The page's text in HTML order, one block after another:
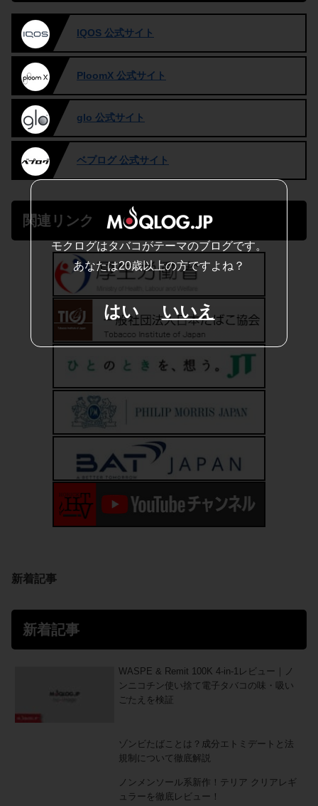
IQOS 公式サイト
PloomX 公式サイト
glo 公式サイト
ベプログ 公式サイト
関連リンク
新着記事
新着記事
WASPE & Remit 100K 4-in-1レビュー｜ノ
ンニコチン使い捨て電子タバコの味・吸い
ごたえを検証
ゾンビたばことは？成分エトミデートと法
規制について徹底解説
ノンメンソール系新作！テリア クリアレギ
ュラーを徹底レビュー！
モクログはタバコがテーマのブログです。
あなたは20歳以上の方ですよね？
はい いいえ